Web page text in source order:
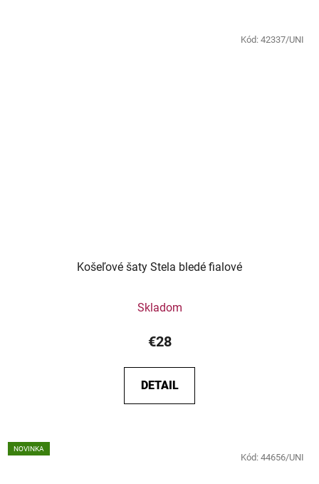
Košeľové šaty Stela bledé fialové
Skladom
€28
DETAIL
Kód: 42337/UNI
NOVINKA
Kód: 44656/UNI